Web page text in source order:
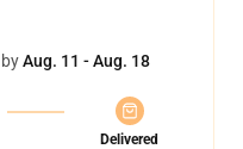
Aug. 11 - Aug. 18
Delivered